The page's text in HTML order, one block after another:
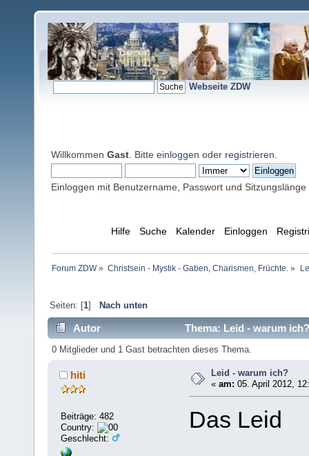
Webseite ZDW
Willkommen Gast . Bitte einloggen oder registrieren
Einloggen mit Benutzername, Passwort und Sitzungslänge
Hilfe Suche Kalender Einloggen
Forum ZDW» Christsein - Mystik - Gaben, Charismen, Früchte. »
Seiten: [1] Nach unten
Autor Thema: Leid - warum
0 Mitglieder und 1 Gast betrachten dieses Thema.
hiti
Beiträge: 482
Country:
Geschlecht:
Leid - warum ich?
«am: 05. April 2012,
Das Leid